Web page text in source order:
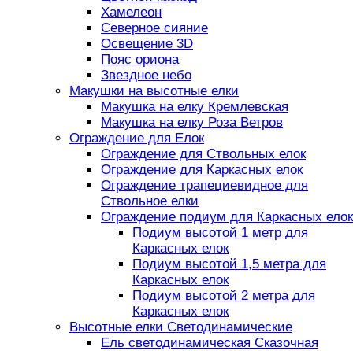
Хамелеон
Северное сияние
Освещение 3D
Пояс ориона
Звездное небо
Макушки на высотные елки
Макушка на елку Кремлевская
Макушка на елку Роза Ветров
Ограждение для Елок
Ограждение для Ствольных елок
Ограждение для Каркасных елок
Ограждение трапециевидное для
Ствольное елки
Ограждение подиум для Каркасных елок
Подиум высотой 1 метр для
Каркасных елок
Подиум высотой 1,5 метра для
Каркасных елок
Подиум высотой 2 метра для
Каркасных елок
Высотные елки Светодинамические
Ель светодинамическая Сказочная